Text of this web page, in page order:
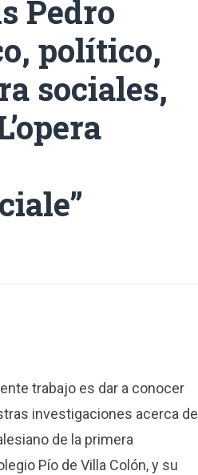
Pedro
político,
sociales,
trabajo es dar a conocer
investigaciones acerca de
de la primera
Pío de Villa Colón, y su